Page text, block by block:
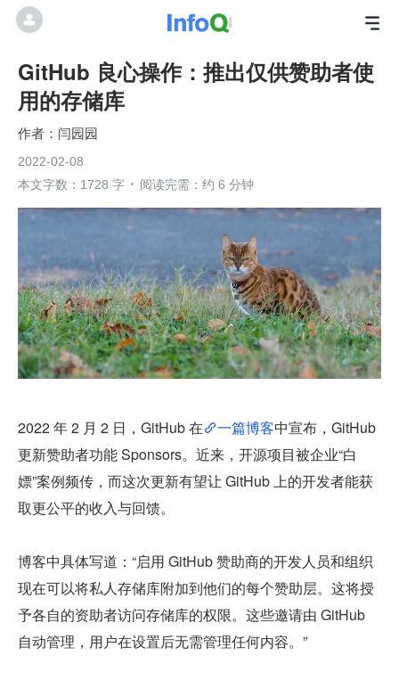
GitHub 良心操作：推出仅供赞助者使
用的存储库
闫园园
2022-02-08
本文字数：1728 字
阅读完需：约 6 分钟
2022 年 2 月 2 日，GitHub 在 一篇博客中宣布，GitHub
更新赞助者功能 Sponsors。近来，开源项目被企业“白
嫖”案例频传，而这次更新有望让 GitHub 上的开发者能获
取更公平的收入与回馈。
博客中具体写道：“启用 GitHub 赞助商的开发人员和组织
现在可以将私人存储库附加到他们的每个赞助层。这将授
予各自的资助者访问存储库的权限。这些邀请由 GitHub
自动管理，用户在设置后无需管理任何内容。”